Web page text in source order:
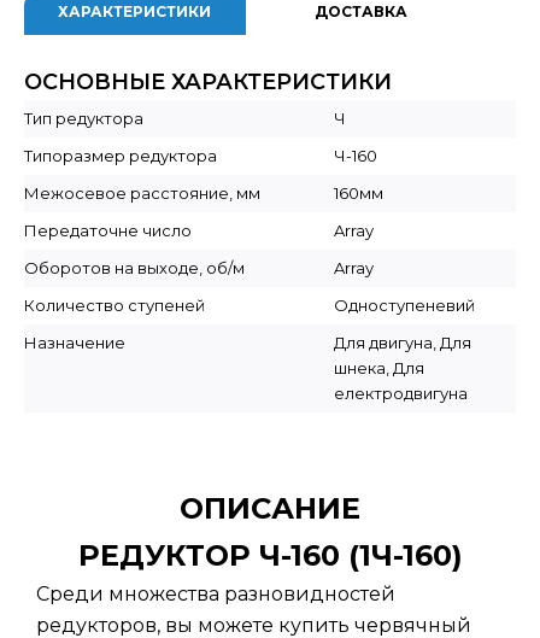
ХАРАКТЕРИСТИКИ ДОСТАВКА
ОСНОВНЫЕ ХАРАКТЕРИСТИКИ
Тип редуктора
Ч
Типоразмер редуктора
Ч-160
Межосевое расстояние, мм
160мм
Передаточне число
Array
Оборотов на выходе, об/м
Array
Количество ступеней
Одноступеневий
Назначение
Для двигуна, Для
шнека, Для
електродвигуна
ОПИСАНИЕ
РЕДУКТОР Ч-160 (1Ч-160)
Среди множества разновидностей
редукторов, вы можете купить червячный